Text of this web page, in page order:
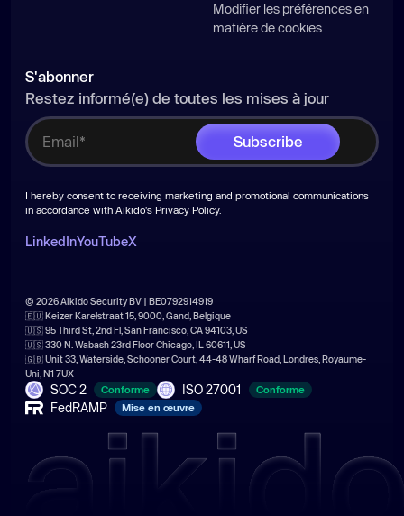
Modifier les préférences en
matière de cookies
S'abonner
Restez informé(e) de toutes les mises à jour
I hereby consent to receiving marketing and promotional communications
in accordance with Aikido's Privacy Policy.
LinkedInYouTubeX
© 2026 Aikido Security BV | BE0792914919
🇪🇺 Keizer Karelstraat 15, 9000, Gand, Belgique
🇺🇸 95 Third St, 2nd Fl, San Francisco, CA 94103, US
🇺🇸 330 N. Wabash 23rd Floor Chicago, IL 60611, US
🇬🇧 Unit 33, Waterside, Schooner Court, 44-48 Wharf Road, Londres, Royaume-
Uni, N1 7UX
SOC 2 Conforme ISO 27001 Conforme
FedRAMP Mise en œuvre